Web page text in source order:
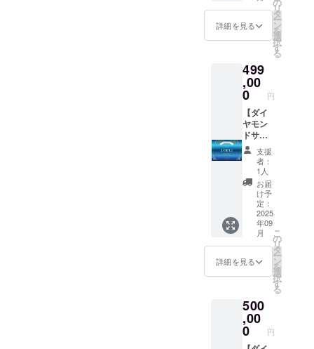
なりま
す(中位
枠内)。
「掲載
不要」
とお書
きくだ
さい。
スM・L
※備考欄
をお書
きくだ
さい
(会社
名・ハ
ンドル
ネーム
でも
可)。
ご支援
の順番
がその
まま掲
載順に
なりま
す(中位
枠内)。
掲載
不要」
とお書
きくだ
さい。
い。 住
所・氏
名の記
入が不
り、 お
値段も
気持ち
ばかり
お安く
させて
いただ
いてお
りま
す。 デ
ジタル
支援証
明書サ
イズ：
2000x1
414(px)
※備考欄
に掲載
したい
お名前
きくだ
さい
(会社
名・ハ
リジナ
ルAIデ
ザイン
アクリ
ホル
ダー(1
個)■ ■オ
リジナ
ルAIデ
ザインT
シャツ
(1枚)■ ■
公式サ
イトお
名前ク
レジッ
ト(6年
間)■ デ
ジタル
支援証
明書サ
イズ：
2000x1
414(px)
ルキー
ホル
ダーサ
イズ：
詳細を見る
リ
タ
ー
ン
を
選
択
す
る
499
,00
0 円
【ダイ
ヤモン
ドサ
ポー
ター／
ライ
ト】 ■
御礼の
メッ
セージ■
■デジタ
ル支援
証明書
(ダイヤ
モン
ド)■ ■公
トお名
前クレ
ジット
(サービ
支援
者：
1人
お届
け予
定：
2025
年09
月
詳細を見る
こ
の
リ
タ
ー
ン
を
選
択
す
る
500
,00
0 円